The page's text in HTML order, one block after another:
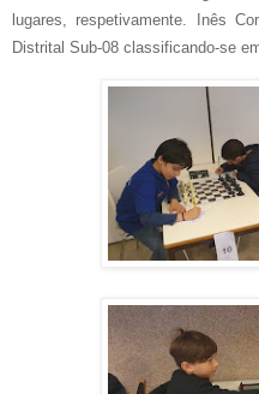
lugares, respetivamente. Inês
Distrital Sub-08 classificando-se